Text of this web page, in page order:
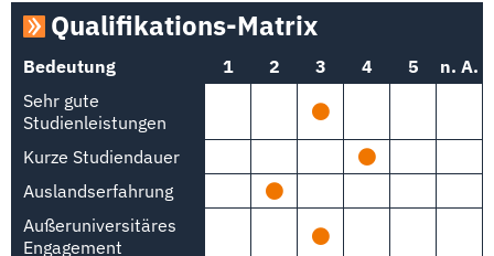
Qualifikations-Matrix
Bedeutung 1 2 3 4 5
n. A.
Sehr gute
Studienleistungen
Kurze Studiendauer
Auslandserfahrung
Außeruniversitäres
Engagement